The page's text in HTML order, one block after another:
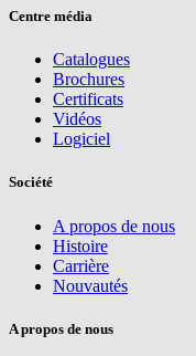
Centre média
Catalogues
Brochures
Certificats
Vidéos
Logiciel
Société
A propos de nous
Histoire
Carrière
Nouvautés
A propos de nous